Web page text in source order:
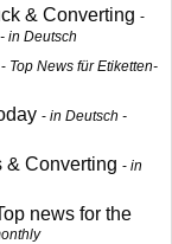
& Converting
in Deutsch
Top News für Etiketten-
in Deutsch -
& Converting
in
news for the